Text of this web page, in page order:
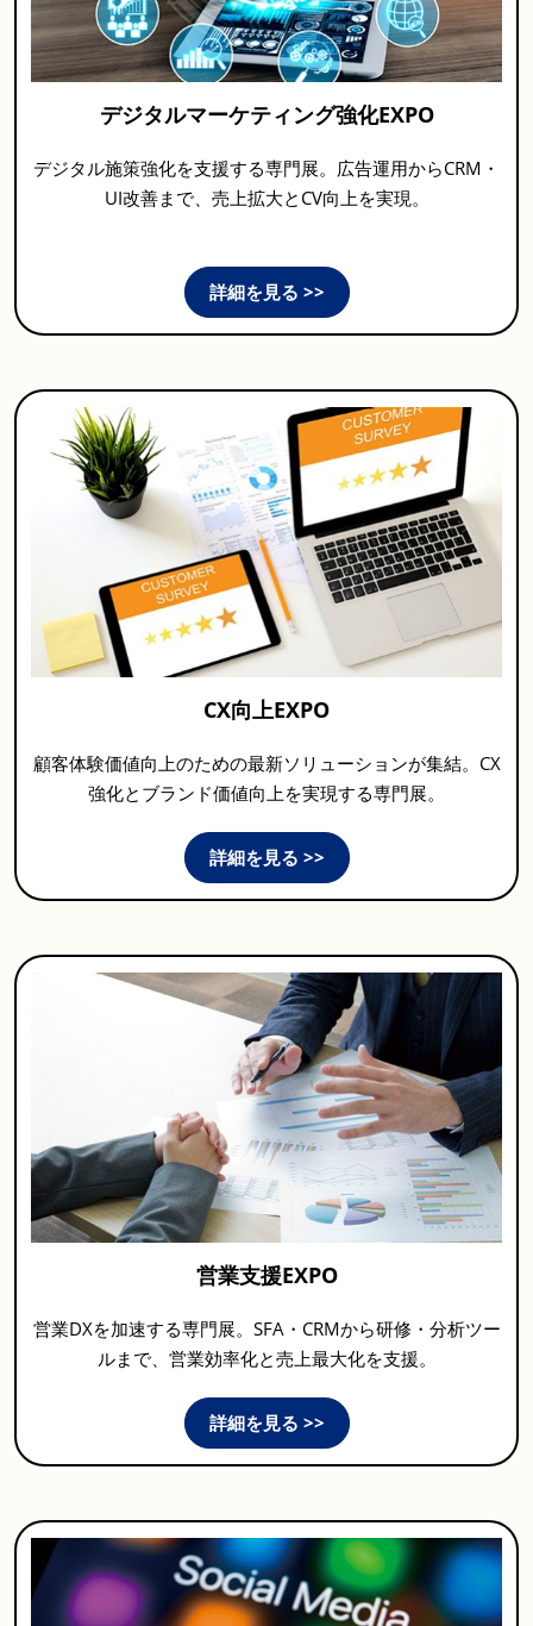
デジタルマーケティング強化EXPO
デジタル施策強化を支援する専門展。広告運用からCRM・
UI改善まで、売上拡大とCV向上を実現。
詳細を見る >>
CX向上EXPO
顧客体験価値向上のための最新ソリューションが集結。CX
強化とブランド価値向上を実現する専門展。
詳細を見る >>
営業支援EXPO
営業DXを加速する専門展。SFA・CRMから研修・分析ツー
ルまで、営業効率化と売上最大化を支援。
詳細を見る >>